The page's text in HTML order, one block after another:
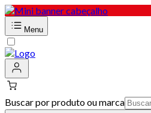
Menu
Buscar por produto ou marca